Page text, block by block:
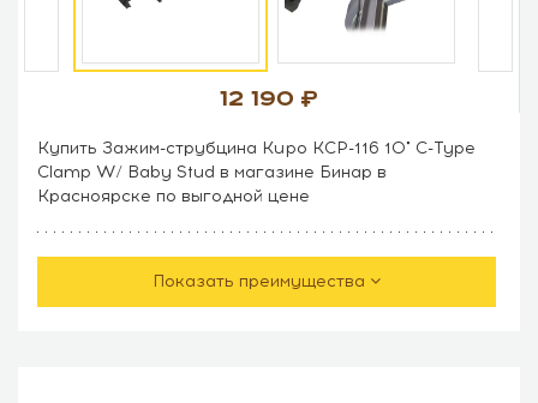
12 190
Купить Зажим-струбцина Kupo KCP-116 10" C-Type
Clamp W/ Baby Stud в магазине Бинар в
Красноярске по выгодной цене
Показать преимущества